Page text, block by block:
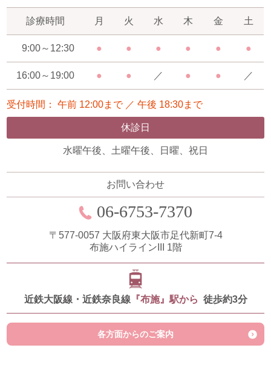
診療時間 月 火 水 木 金 土
9:00～12:30 ● ● ● ● ● ●
16:00～19:00 ● ● ／ ● ● ／
受付時間： 午前 12:00まで ／ 午後 18:30まで
休診日
水曜午後、土曜午後、日曜、祝日
お問い合わせ
06-6753-7370
〒577-0057 大阪府東大阪市足代新町7-4
布施ハイラインIII 1階
近鉄大阪線・近鉄奈良線 『布施』駅から 徒歩約3分
各方面からのご案内